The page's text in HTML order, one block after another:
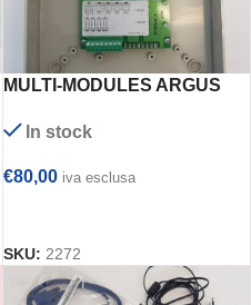
MULTI-MODULES ARGUS
In stock
€80,00 iva esclusa
SKU: 2272